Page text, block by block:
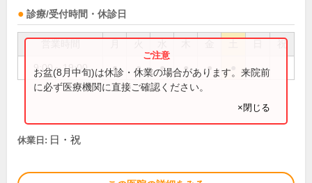
診療/受付時間・休診日
祝
9:00～19:00 ● ● ● ● ●
お盆(8月中旬)は休診・休業の場合があります。来院前
に必ず医療機関に直接ご確認ください。
×閉じる
休業日: 日・祝